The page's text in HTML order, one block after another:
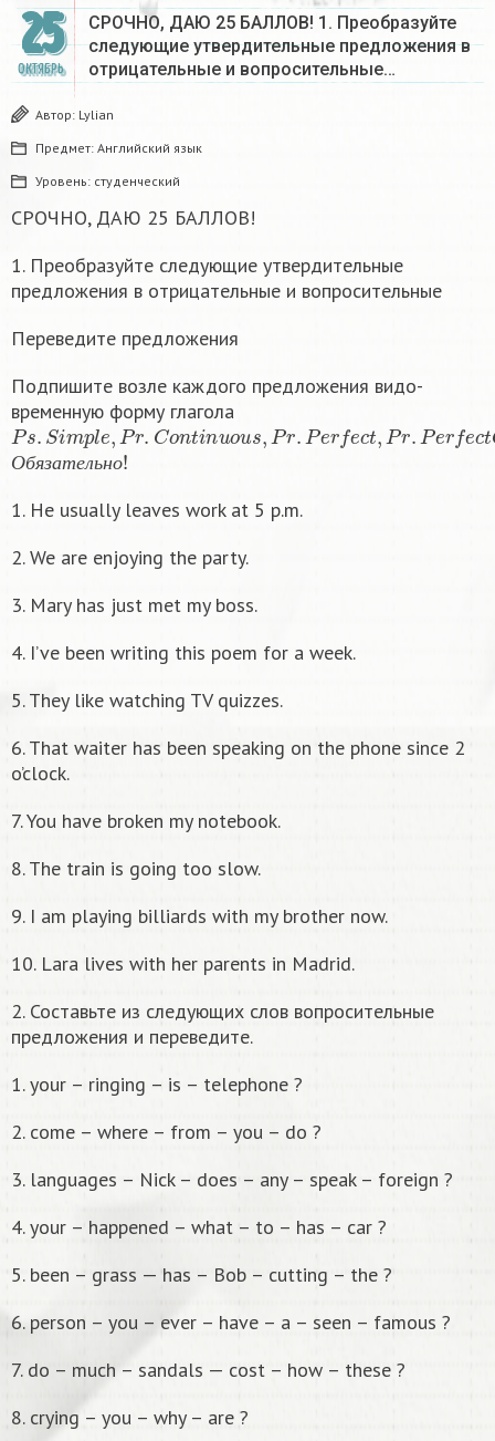
25
ОКТЯБРЬ
СРОЧНО, ДАЮ 25 БАЛЛОВ! 1. Преобразуйте
следующие утвердительные предложения в
отрицательные и вопросительные…
Автор: Lylian
Предмет: Английский язык
Уровень: студенческий
СРОЧНО, ДАЮ 25 БАЛЛОВ!
1. Преобразуйте следующие утвердительные
предложения в отрицательные и вопросительные
Переведите предложения
Подпишите возле каждого предложения видо-
временную форму глагола
Ps.Simple,P r.Continuous,Pr fe ,P er e tC nt
О бяз а т ел ьн о
Обя зательно!
1. He usually leaves work at 5 p.m.
2. We are enjoying the party.
3. Mary has just met my boss.
4. I’ve been writing this poem for a week.
5. They like watching TV quizzes.
6. That waiter has been speaking on the phone since 2
o’clock.
7. You have broken my notebook.
8. The train is going too slow.
9. I am playing billiards with my brother now.
10. Lara lives with her parents in Madrid.
2. Составьте из следующих слов вопросительные
предложения и переведите.
1. your – ringing – is – telephone ?
2. come – where – from – you – do ?
3. languages – Nick – does – any – speak – foreign ?
4. your – happened – what – to – has – car ?
5. been – grass — has – Bob – cutting – the ?
6. person – you – ever – have – a – seen – famous ?
7. do – much – sandals — cost – how – these ?
8. crying – you – why – are ?